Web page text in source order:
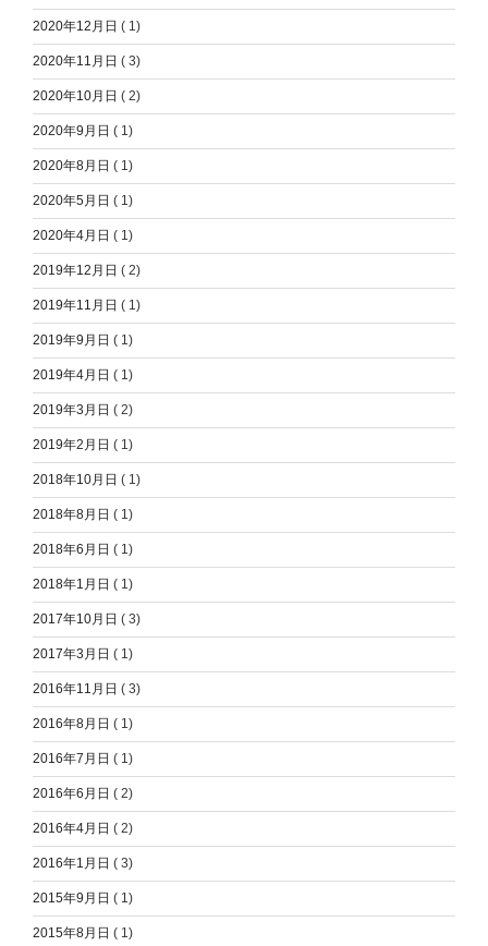
2020年12月日 ( 1)
2020年11月日 ( 3)
2020年10月日 ( 2)
2020年9月日 ( 1)
2020年8月日 ( 1)
2020年5月日 ( 1)
2020年4月日 ( 1)
2019年12月日 ( 2)
2019年11月日 ( 1)
2019年9月日 ( 1)
2019年4月日 ( 1)
2019年3月日 ( 2)
2019年2月日 ( 1)
2018年10月日 ( 1)
2018年8月日 ( 1)
2018年6月日 ( 1)
2018年1月日 ( 1)
2017年10月日 ( 3)
2017年3月日 ( 1)
2016年11月日 ( 3)
2016年8月日 ( 1)
2016年7月日 ( 1)
2016年6月日 ( 2)
2016年4月日 ( 2)
2016年1月日 ( 3)
2015年9月日 ( 1)
2015年8月日 ( 1)